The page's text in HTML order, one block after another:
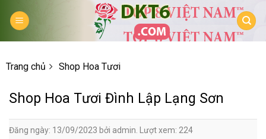
Trang chủ Shop Hoa Tươi
Shop Hoa Tươi Đình Lập Lạng Sơn
Đăng ngày: 13/09/2023 bởi admin. Lượt xem: 224